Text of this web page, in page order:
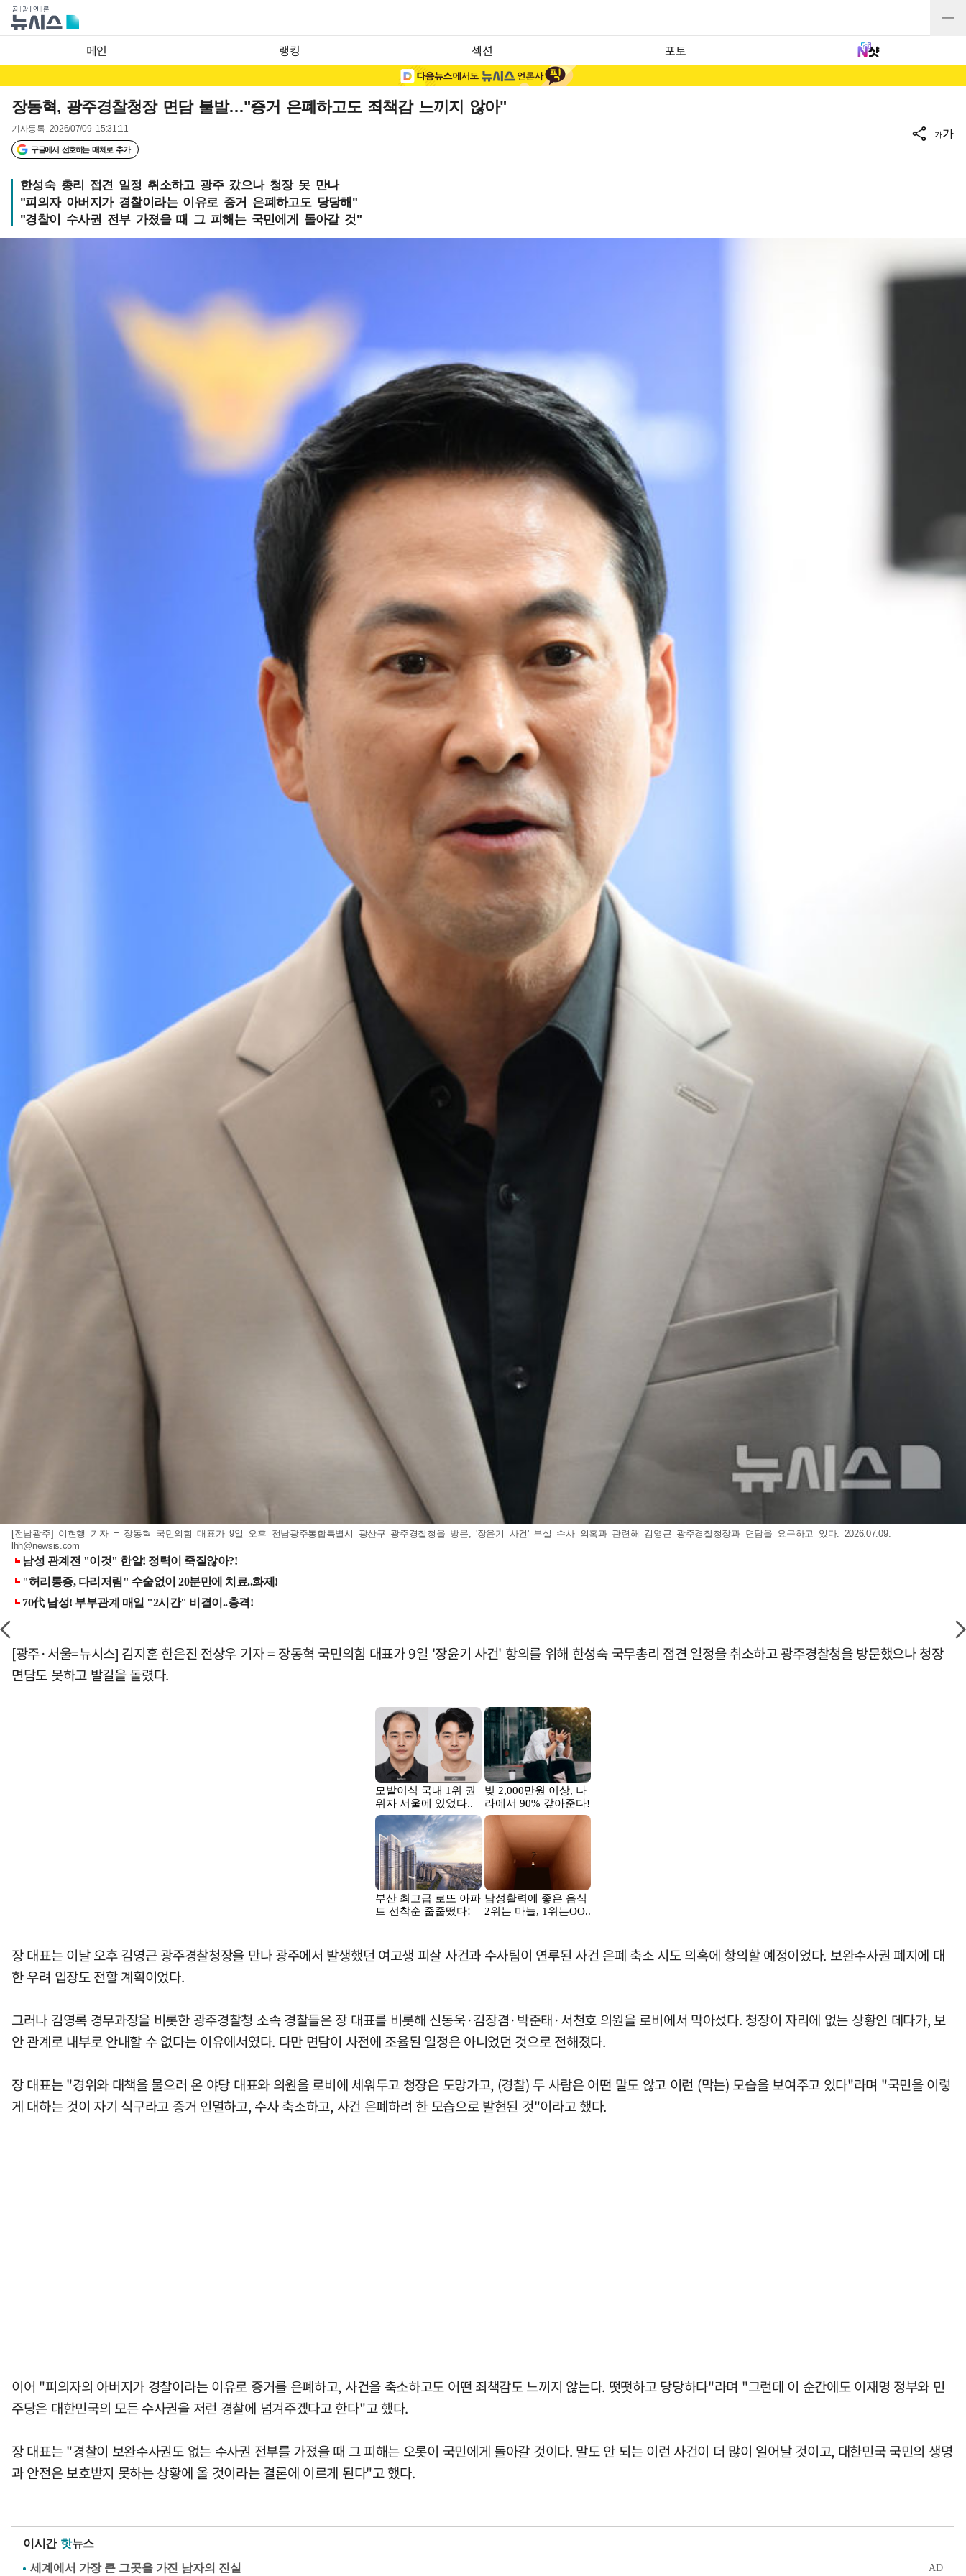
메인 랭킹 섹션 포토
장동혁, 광주경찰청장 면담 불발…"증거 은폐하고도 죄책감 느끼지 않아"
기사등록 2026/07/09 15:31:11
구글에서 선호하는 매체로 추가
가가
한성숙 총리 접견 일정 취소하고 광주 갔으나 청장 못 만나
"피의자 아버지가 경찰이라는 이유로 증거 은폐하고도 당당해"
"경찰이 수사권 전부 가졌을 때 그 피해는 국민에게 돌아갈 것"
[전남광주] 이현행 기자 = 장동혁 국민의힘 대표가 9일 오후 전남광주통합특별시 광산구 광주경찰청을 방문, '장윤기 사건' 부실 수사 의혹과 관련해 김영근 광주경찰청장과 면담을 요구하고 있다. 2026.07.09.
lhh@newsis.com
[광주·서울=뉴시스] 김지훈 한은진 전상우 기자 = 장동혁 국민의힘 대표가 9일 '장윤기 사건' 항의를 위해 한성숙 국무총리 접견 일정을 취소하고 광주경찰청을 방문했으나 청장
면담도 못하고 발길을 돌렸다.
장 대표는 이날 오후 김영근 광주경찰청장을 만나 광주에서 발생했던 여고생 피살 사건과 수사팀이 연루된 사건 은폐 축소 시도 의혹에 항의할 예정이었다. 보완수사권 폐지에 대
한 우려 입장도 전할 계획이었다.
그러나 김영록 경무과장을 비롯한 광주경찰청 소속 경찰들은 장 대표를 비롯해 신동욱·김장겸·박준태·서천호 의원을 로비에서 막아섰다. 청장이 자리에 없는 상황인 데다가, 보
안 관계로 내부로 안내할 수 없다는 이유에서였다. 다만 면담이 사전에 조율된 일정은 아니었던 것으로 전해졌다.
장 대표는 "경위와 대책을 물으러 온 야당 대표와 의원을 로비에 세워두고 청장은 도망가고, (경찰) 두 사람은 어떤 말도 않고 이런 (막는) 모습을 보여주고 있다"라며 "국민을 이렇
게 대하는 것이 자기 식구라고 증거 인멸하고, 수사 축소하고, 사건 은폐하려 한 모습으로 발현된 것"이라고 했다.
이어 "피의자의 아버지가 경찰이라는 이유로 증거를 은폐하고, 사건을 축소하고도 어떤 죄책감도 느끼지 않는다. 떳떳하고 당당하다"라며 "그런데 이 순간에도 이재명 정부와 민
주당은 대한민국의 모든 수사권을 저런 경찰에 넘겨주겠다고 한다"고 했다.
장 대표는 "경찰이 보완수사권도 없는 수사권 전부를 가졌을 때 그 피해는 오롯이 국민에게 돌아갈 것이다. 말도 안 되는 이런 사건이 더 많이 일어날 것이고, 대한민국 국민의 생명
과 안전은 보호받지 못하는 상황에 올 것이라는 결론에 이르게 된다"고 했다.
이시간 핫뉴스